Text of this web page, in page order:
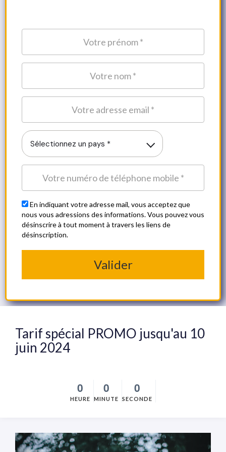
Sélectionnez un pays *
En indiquant votre adresse mail, vous acceptez que
nous vous adressions des informations. Vous pouvez vous
désinscrire à tout moment à travers les liens de
désinscription.
Valider
Tarif spécial PROMO jusqu'au 10
juin 2024
0
HEURE
0
MINUTE
0
SECONDE
Précédent